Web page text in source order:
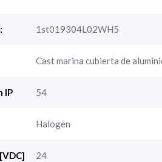
1st019304L02WH5
Cast marina cubierta de
IP 54
Halogen
24